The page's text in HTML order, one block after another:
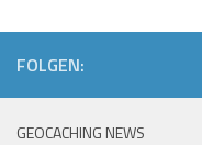
FOLGEN:
GEOCACHING NEWS